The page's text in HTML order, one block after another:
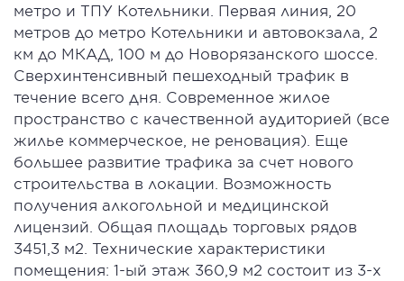
метро и ТПУ Котельники. Первая линия, 20
метров до метро Котельники и автовокзала, 2
км до МКАД, 100 м до Новорязанского шоссе.
Cверхинтенсивный пешеходный трафик в
течение всего дня. Cовременное жилое
пространство с качественной аудиторией (все
жилье коммерческое, не реновация). Еще
большее развитие трафика за счет нового
строительства в локации. Возможность
получения алкогольной и медицинской
лицензий. Общая площадь торговых рядов
3451,3 м2. Технические характеристики
помещения: 1-ый этаж 360,9 м2 состоит из 3-х